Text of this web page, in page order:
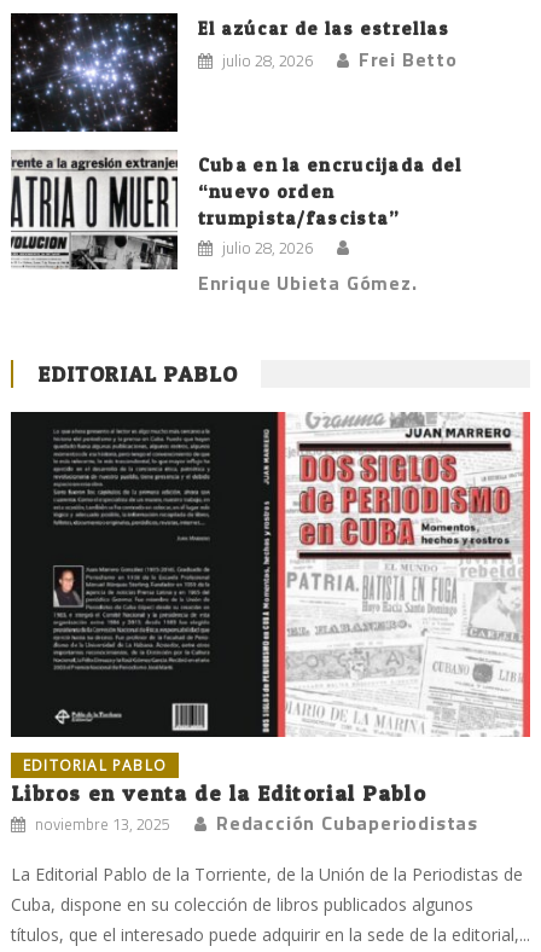
El azúcar de las estrellas
julio 28, 2026 Frei Betto
Cuba en la encrucijada del
“nuevo orden
trumpista/fascista”
julio 28, 2026
Enrique Ubieta Gómez.
EDITORIAL PABLO
EDITORIAL PABLO
Libros en venta de la Editorial Pablo
noviembre 13, 2025 Redacción Cubaperiodistas
La Editorial Pablo de la Torriente, de la Unión de la Periodistas de
Cuba, dispone en su colección de libros publicados algunos
títulos, que el interesado puede adquirir en la sede de la editorial,...